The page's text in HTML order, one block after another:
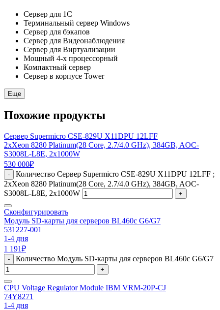
Сервер для 1С
Терминальный сервер Windows
Сервер для бэкапов
Сервер для Видеонаблюдения
Сервер для Виртуализации
Мощный 4-х процессорный
Компактный сервер
Сервер в корпусе Tower
Еще
Похожие продукты
Сервер Supermicro CSE-829U X11DPU 12LFF
2xXeon 8280 Platinum(28 Core, 2.7/4.0 GHz), 384GB, AOC-
S3008L-L8E, 2x1000W
530 000₽
-
Количество Сервер Supermicro CSE-829U X11DPU 12LFF ;
2xXeon 8280 Platinum(28 Core, 2.7/4.0 GHz), 384GB, AOC-
S3008L-L8E, 2x1000W
+
Сконфигурировать
Модуль SD-карты для серверов BL460c G6/G7
531227-001
1-4 дня
1 191₽
- Количество Модуль SD-карты для серверов BL460c G6/G7
+
CPU Voltage Regulator Module IBM VRM-20P-CJ
74Y8271
1-4 дня